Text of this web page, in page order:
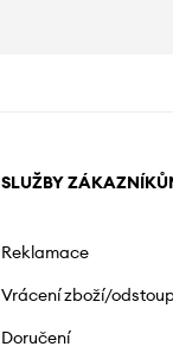
SLUŽBY
Reklamace
Vrácení zboží/
Doručení